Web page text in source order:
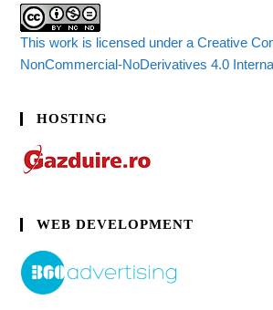
This work is licensed under a Creative
NonCommercial-NoDerivatives 4.0
HOSTING
WEB DEVELOPMENT